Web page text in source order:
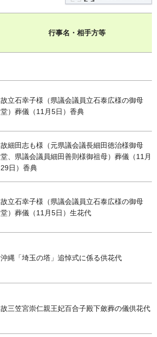
行事名・相手方等
故立石幸子様（県議会議員立石泰広様の御母
堂）葬儀（11月5日）香典
故細田志も様（元県議会議長細田徳治様御母
堂、県議会議員細田善則様御祖母）葬儀（11月
29日）香典
故立石幸子様（県議会議員立石泰広様の御母
堂）葬儀（11月5日）生花代
沖縄「埼玉の塔」追悼式に係る供花代
故三笠宮崇仁親王妃百合子殿下斂葬の儀供花代